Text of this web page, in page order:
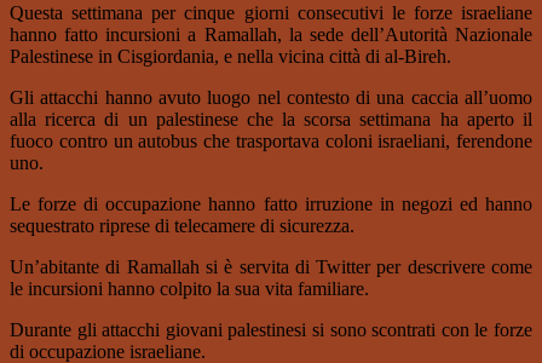
Questa settimana per cinque giorni consecutivi le forze israeliane
hanno fatto incursioni a Ramallah, la sede dell’Autorità Nazionale
Palestinese in Cisgiordania, e nella vicina città di al-Bireh.
Gli attacchi hanno avuto luogo nel contesto di una caccia all’uomo
alla ricerca di un palestinese che la scorsa settimana ha aperto il
fuoco contro un autobus che trasportava coloni israeliani, ferendone
uno.
Le forze di occupazione hanno fatto irruzione in negozi ed hanno
sequestrato riprese di telecamere di sicurezza.
Un’abitante di Ramallah si è servita di Twitter per descrivere come
le incursioni hanno colpito la sua vita familiare.
Durante gli attacchi giovani palestinesi si sono scontrati con le forze
di occupazione israeliane.